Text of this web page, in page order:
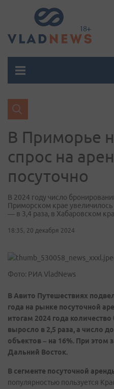
В Приморье
спрос на
посуточно
В 2024 году число
Приморском крае увеличилось
— в 3,4 раза, в Хабаровском
18:35, 20 декабря 2024
Фото: РИА VladNews
В Авито Путешествиях
года на рынке посуточной
итогам 2024 года
выросло в 2,5 раза, а число
объектов – на 16%. При этом
Дальний Восток.
В сегменте посуточной
популярностью пользуется